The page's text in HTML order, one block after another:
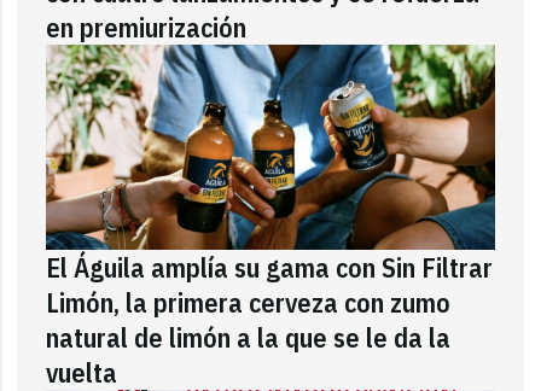
en premiurización
El Águila amplía su gama con Sin Filtrar
Limón, la primera cerveza con zumo
natural de limón a la que se le da la
vuelta